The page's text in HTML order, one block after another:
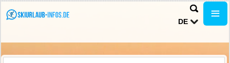
DE